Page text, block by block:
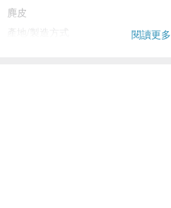
麂皮
產地/製造方式
閱讀更多